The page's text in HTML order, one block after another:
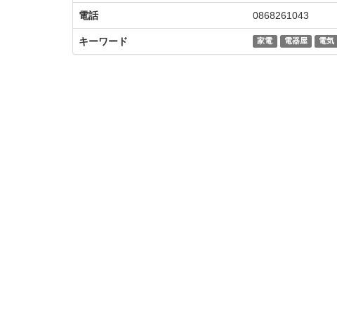
電話 0868261043
キーワード 家電 電器屋 電気